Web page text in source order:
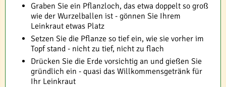
Graben Sie ein Pflanzloch, das etwa doppelt so groß
wie der Wurzelballen ist - gönnen Sie Ihrem
Leinkraut etwas Platz
Setzen Sie die Pflanze so tief ein, wie sie vorher im
Topf stand - nicht zu tief, nicht zu flach
Drücken Sie die Erde vorsichtig an und gießen Sie
gründlich ein - quasi das Willkommensgetränk für
Ihr Leinkraut